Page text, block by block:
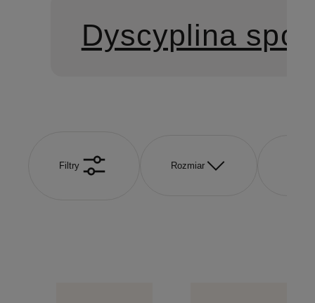
Dyscyplina
Filtry Rozmiar